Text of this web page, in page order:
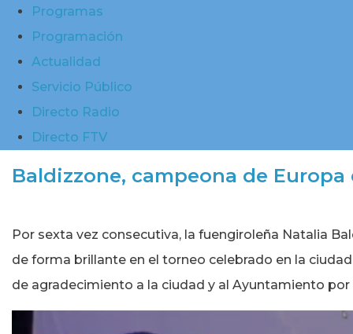
Programas
Programación
Actualidad
Servicio Público
Directo Radio
Directo FTV
Baldizzone, campeona de
Por sexta vez consecutiva, la fuengiroleña Natalia
de forma brillante en el torneo celebrado en la
de agradecimiento a la ciudad y al Ayuntamiento